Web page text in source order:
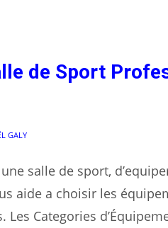
de Sport
GALY
salle de sport,
aide a choisir les
Les Categories